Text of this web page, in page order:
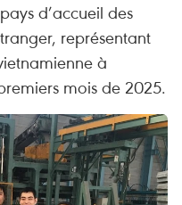
d’accueil des
représentant
à
mois de 2025.